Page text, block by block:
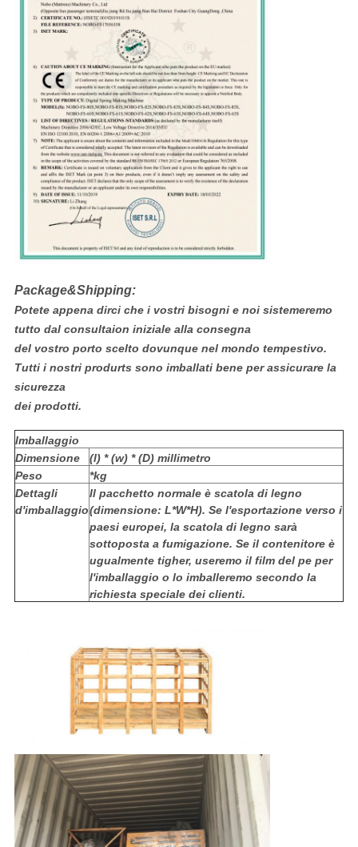
Package&Shipping:
Potete appena dirci che i vostri bisogni e noi sistemeremo
tutto dal consultaion iniziale alla consegna
del vostro porto scelto dovunque nel mondo tempestivo.
Tutti i nostri produrts sono imballati bene per assicurare la
sicurezza
dei prodotti.
Imballaggio
Dimensione
(l) * (w) * (D) millimetro
Peso
*kg
Dettagli
d'imballaggio
Il pacchetto normale è scatola di legno
(dimensione: L*W*H). Se l'esportazione verso i
paesi europei, la scatola di legno sarà
sottoposta a fumigazione. Se il contenitore è
ugualmente tigher, useremo il film del pe per
l'imballaggio o lo imballeremo secondo la
richiesta speciale dei clienti.